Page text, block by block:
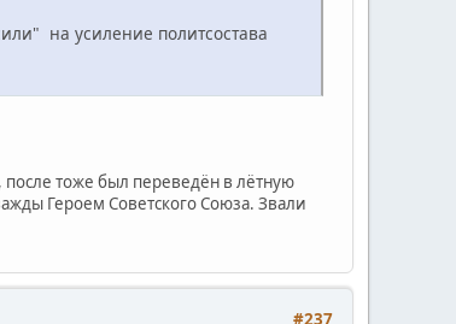
на усиление политсостава
тоже был переведён в лётную
Героем Советского Союза. Звали
#237